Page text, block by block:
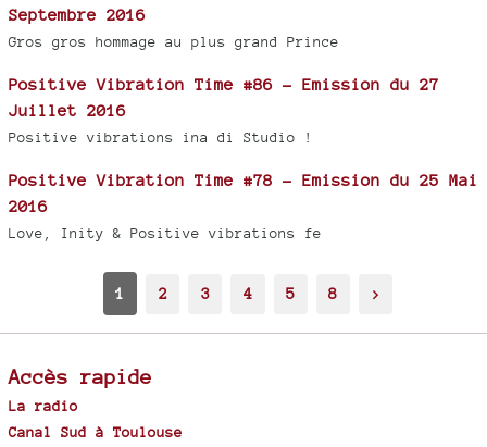
Septembre 2016
Gros gros hommage au plus grand Prince
Positive Vibration Time #86 - Emission du 27
Juillet 2016
Positive vibrations ina di Studio !
Positive Vibration Time #78 - Emission du 25 Mai
2016
Love, Inity & Positive vibrations fe
1 2 3 4 5 8 >
Accès rapide
La radio
Canal Sud à Toulouse